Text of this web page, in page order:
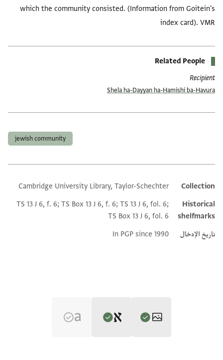
which the community consisted. (Information from Goitein's
index card). VMR
Related People
Recipient
Shela ha-Dayyan ha-Ḥamishi ba-Ḥavura
jewish community
Additional metadata
Collection
Cambridge University Library, Taylor-Schechter
Historical
shelfmarks
TS 13 J 6, f. 6; TS Box 13 J 6, f. 6; TS 13 J 6, fol. 6;
TS Box 13 J 6, fol. 6
تاريخ الإدخال
In PGP since 1990